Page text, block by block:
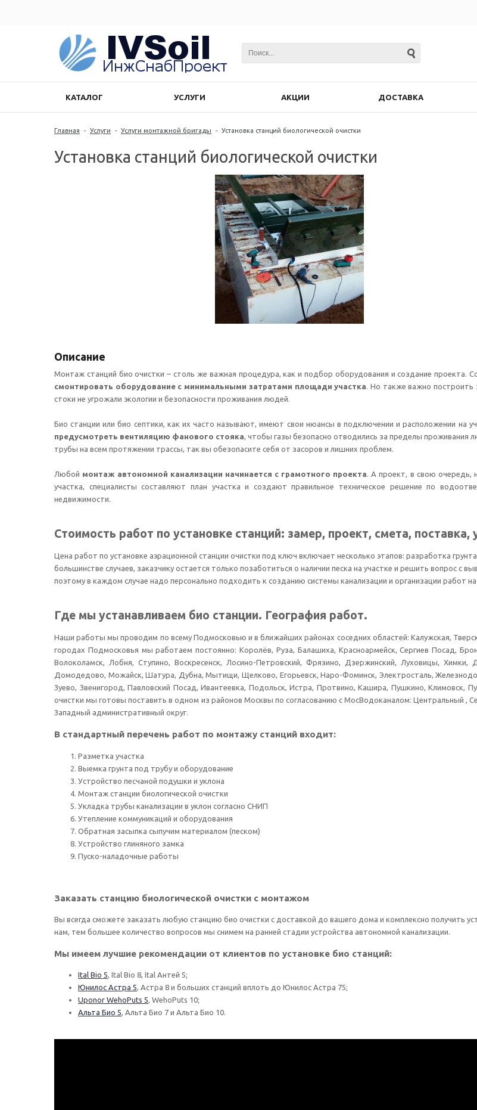
КАТАЛОГ УСЛУГИ АКЦИИ ДОСТАВКА
Главная - Услуги - Услуги монтажной бригады - Установка станций биологической очистки
Установка станций биологической очистки
Описание
Монтаж станций био очистки – столь же важная процедура, как и подбор оборудования и создание проекта.
смонтировать оборудование с минимальными затратами площади участка . Но также важно
стоки не угрожали экологии и безопасности проживания людей.
Био станции или био септики, как их часто называют, имеют свои нюансы в подключении и расположении на
предусмотреть вентиляцию фанового стояка , чтобы газы безопасно отводились за пределы
трубы на всем протяжении трассы, так вы обезопасите себя от засоров и лишних проблем.
Любой монтаж автономной канализации начинается с грамотного проекта . А проект, в свою очередь,
участка, специалисты составляют план участка и создают правильное техническое решение по
недвижимости.
Стоимость работ по установке станций: замер, проект, смета, поставка,
Цена работ по установке аэрационной станции очистки под ключ включает несколько этапов: разработка
большинстве случаев, заказчику остается только позаботиться о наличии песка на участке и решить вопрос с
поэтому в каждом случае надо персонально подходить к созданию системы канализации и организации работ
Где мы устанавливаем био станции. География работ.
Наши работы мы проводим по всему Подмосковью и в ближайших районах соседних областей: Калужская,
городах Подмосковья мы работаем постоянно: Королёв, Руза, Балашиха, Красноармейск, Сергиев Посад,
Волоколамск, Лобня, Ступино, Воскресенск, Лосино-Петровский, Фрязино, Дзержинский, Луховицы,
Домодедово, Можайск, Шатура, Дубна, Мытищи, Щелково, Егорьевск, Наро-Фоминск, Электросталь,
Зуево, Звенигород, Павловский Посад, Ивантеевка, Подольск, Истра, Протвино, Кашира, Пушкино, Климовск,
очистки мы готовы поставить в одном из районов Москвы по согласованию с МосВодоканалом:
Западный административный округ.
В стандартный перечень работ по монтажу станций входит:
Разметка участка
Выемка грунта под трубу и оборудование
Устройство песчаной подушки и уклона
Монтаж станции биологической очистки
Укладка трубы канализации в уклон согласно СНИП
Утепление коммуникаций и оборудования
Обратная засыпка сыпучим материалом (песком)
Устройство глиняного замка
Пуско-наладочные работы
Заказать станцию биологической очистки с монтажом
Вы всегда сможете заказать любую станцию био очистки с доставкой до вашего дома и комплексно получить
нам, тем большее количество вопросов мы снимем на ранней стадии устройства автономной канализации.
Мы имеем лучшие рекомендации от клиентов по установке био станций:
Ital Bio 5, Ital Bio 8, Ital Антей 5;
Юнилос Астра 5, Астра 8 и больших станций вплоть до Юнилос Астра 75;
Uponor WehoPuts 5, WehoPuts 10;
Альта Био 5, Альта Био 7 и Альта Био 10.